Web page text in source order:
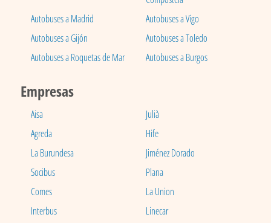
Autobuses a Madrid
Autobuses a Vigo
Autobuses a Gijón
Autobuses a Toledo
Autobuses a Roquetas de Mar
Autobuses a Burgos
Empresas
Aisa
Julià
Agreda
Hife
La Burundesa
Jiménez Dorado
Socibus
Plana
Comes
La Union
Interbus
Linecar